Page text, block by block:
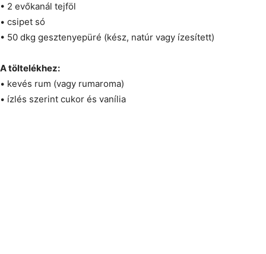
• 2 evőkanál tejföl
• csipet só
• 50 dkg gesztenyepüré (kész, natúr vagy ízesített)
A töltelékhez:
• kevés rum (vagy rumaroma)
• ízlés szerint cukor és vanília